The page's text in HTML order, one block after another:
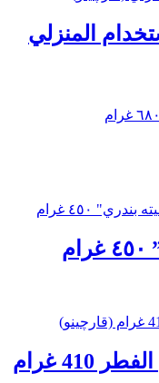
المنزلي
معلب خليط أومليت مع الفطر 410 غرام